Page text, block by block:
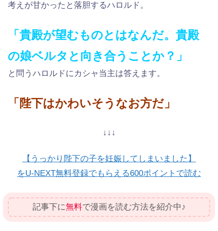
考えが甘かったと落胆するハロルド。
「貴殿が望むものとはなんだ。貴殿
の娘ベルタと向き合うことか？」
と問うハロルドにカシャ当主は答えます。
「陛下はかわいそうなお方だ」
↓↓↓
【うっかり陛下の子を妊娠してしまいました】
をU-NEXT無料登録でもらえる600ポイントで読む
記事下に無料で漫画を読む方法を紹介中♪